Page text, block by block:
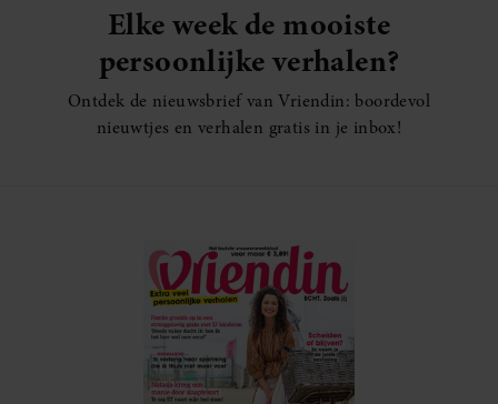
Elke week de mooiste
persoonlijke verhalen?
Ontdek de nieuwsbrief van Vriendin: boordevol
nieuwtjes en verhalen gratis in je inbox!